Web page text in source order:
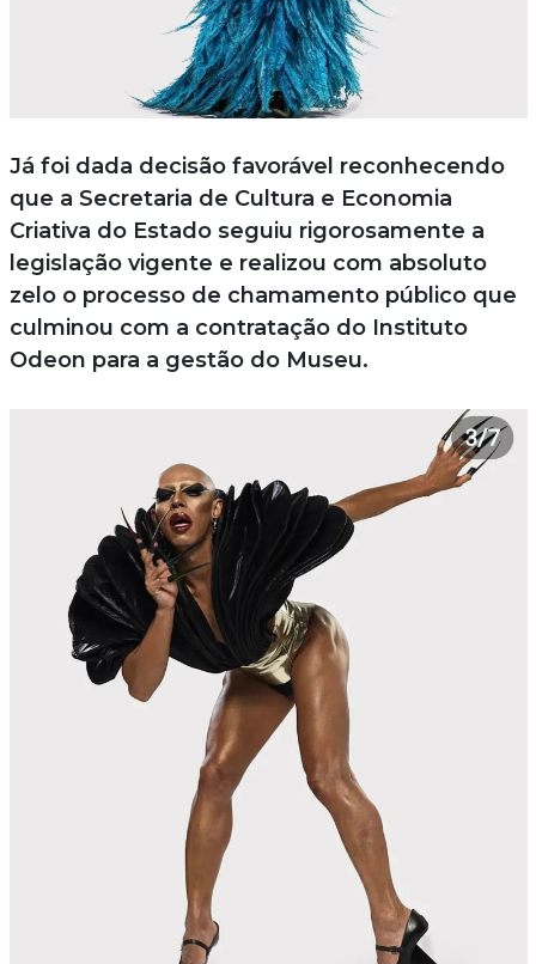
Já foi dada decisão favorável reconhecendo
que a Secretaria de Cultura e Economia
Criativa do Estado seguiu rigorosamente a
legislação vigente e realizou com absoluto
zelo o processo de chamamento público que
culminou com a contratação do Instituto
Odeon para a gestão do Museu.